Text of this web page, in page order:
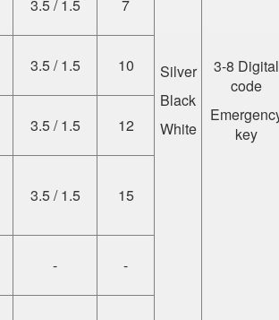
Silver
Black
White
3-8 Digital
code
key
3.5 / 1.5 7
3.5 / 1.5 10
3.5 / 1.5
12
3.5 / 1.5 15
-
-